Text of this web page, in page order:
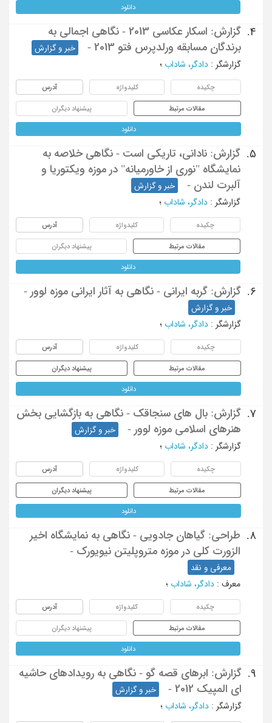
دانلود
4.
گزارش: اسکار عکاسی 2013 - نگاهی اجمالی به
برندگان مسابقه ورلدپرس فتو 2013 -
خبر و گزارش
گزارشگر : دادگر، شاداب ؛
چکیده کلیدواژه آدرس
مقالات مرتبط پیشنهاد دیگران
دانلود
5.
گزارش: نادانی، تاریکی است - نگاهی خلاصه به
نمایشگاه "نوری از خاورمیانه" در موزه ویکتوریا و
آلبرت لندن -
خبر و گزارش
گزارشگر : دادگر، شاداب ؛
چکیده کلیدواژه آدرس
مقالات مرتبط پیشنهاد دیگران
دانلود
6. گزارش: گربه ایرانی - نگاهی به آثار ایرانی موزه لوور -
خبر و گزارش
گزارشگر : دادگر، شاداب ؛
چکیده کلیدواژه آدرس
مقالات مرتبط پیشنهاد دیگران
دانلود
7.
گزارش: بال های سنجاقک - نگاهی به بازگشایی بخش
هنرهای اسلامی موزه لوور -
خبر و گزارش
گزارشگر : دادگر، شاداب ؛
چکیده کلیدواژه آدرس
مقالات مرتبط پیشنهاد دیگران
دانلود
8.
طراحی: گیاهان جادویی - نگاهی به نمایشگاه اخیر
الزورت کلی در موزه متروپلیتن نیویورک -
معرفی و نقد
معرف : دادگر، شاداب ؛
چکیده کلیدواژه آدرس
مقالات مرتبط پیشنهاد دیگران
دانلود
9.
گزارش: ابرهای قصه گو - نگاهی به رویدادهای حاشیه
ای المپیک 2012 -
خبر و گزارش
گزارشگر : دادگر، شاداب ؛